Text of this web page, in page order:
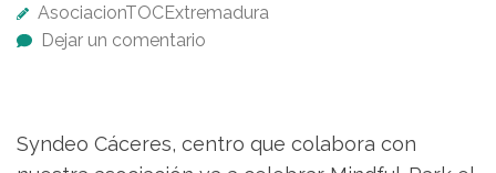
AsociacionTOCExtremadura
Dejar un comentario
Syndeo Cáceres, centro que colabora con